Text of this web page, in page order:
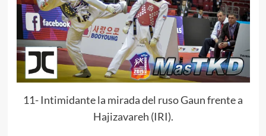
11- Intimidante la mirada del ruso Gaun frente a
Hajizavareh (IRI).